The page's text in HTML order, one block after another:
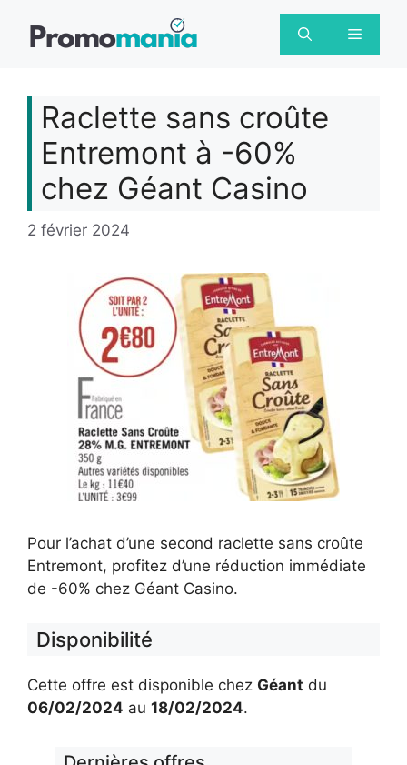
Menu
Raclette sans croûte
Entremont à -60%
chez Géant Casino
2 février 2024
Pour l’achat d’une second raclette sans croûte
Entremont, profitez d’une réduction immédiate
de -60% chez Géant Casino.
Disponibilité
Cette offre est disponible chez Géant du
06/02/2024 au 18/02/2024.